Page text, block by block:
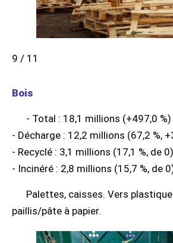
9 / 11
Bois
- Total : 18,1 millions (+497,0 %)
- Décharge : 12,2 millions (67,2 %,
- Recyclé : 3,1 millions (17,1 %, de 0)
- Incinéré : 2,8 millions (15,7 %, de
Palettes, caisses. Vers
paillis/pâte à papier.